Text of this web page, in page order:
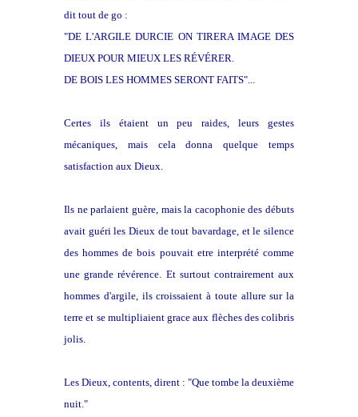
dit tout de go :
"DE L'ARGILE DURCIE ON TIRERA IMAGE DES
DIEUX POUR MIEUX LES RÉVÉRER.
DE BOIS LES HOMMES SERONT FAITS"...
Certes ils étaient un peu raides, leurs gestes
mécaniques, mais cela donna quelque temps
satisfaction aux Dieux.
Ils ne parlaient guère, mais la cacophonie des débuts
avait guéri les Dieux de tout bavardage, et le silence
des hommes de bois pouvait etre interprété comme
une grande révérence. Et surtout contrairement aux
hommes d'argile, ils croissaient à toute allure sur la
terre et se multipliaient grace aux flèches des colibris
jolis.
Les Dieux, contents, dirent : "Que tombe la deuxième
nuit."